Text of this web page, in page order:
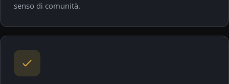
senso di comunità.